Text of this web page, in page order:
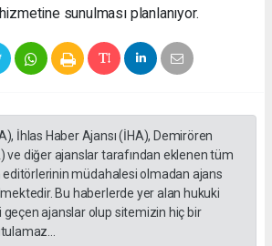
sunulması planlanıyor.
İhlas Haber Ajansı (İHA), Demirören
ve diğer ajanslar tarafından eklenen tüm
editörlerinin müdahalesi olmadan ajans
Bu haberlerde yer alan hukuki
ajanslar olup sitemizin hiç bir